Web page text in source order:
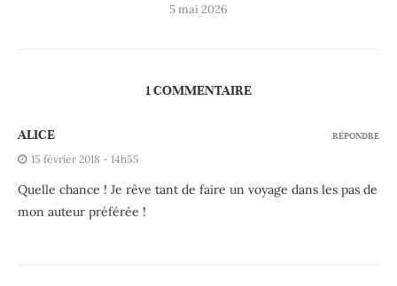
5 mai 2026
1 COMMENTAIRE
ALICE
15 février 2018 - 14h55
Quelle chance ! Je rêve tant de faire un voyage dans les pas de
mon auteur préférée !
RÉPONDRE